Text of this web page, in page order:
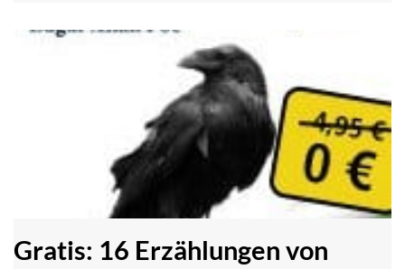
Gratis: 16 Erzählungen von